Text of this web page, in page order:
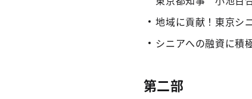
地域に貢献！東京シ
シニアへの融資に積
第二部